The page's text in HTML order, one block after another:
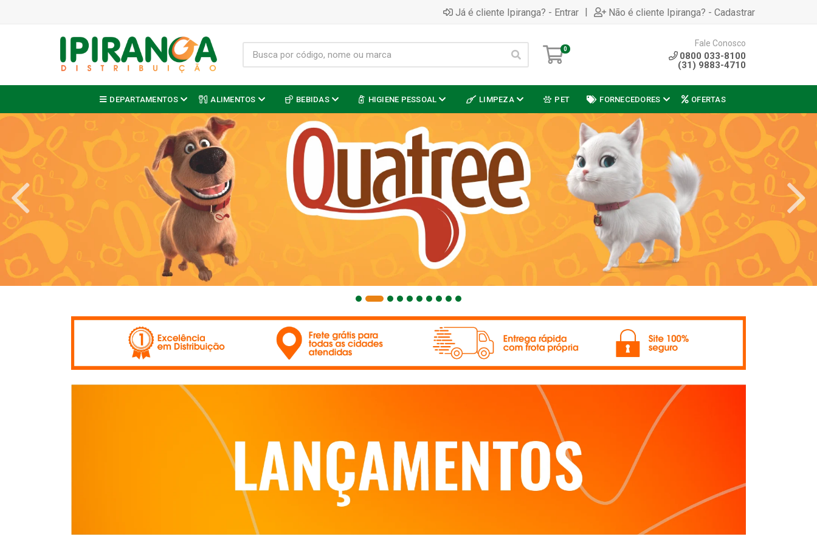
Já é cliente Ipiranga? - Entrar | Não é cliente Ipiranga? - Cadastrar
0
Fale Conosco
0800 033-8100
(31) 9883-4710
DEPARTAMENTOS ALIMENTOS BEBIDAS HIGIENE PESSOAL LIMPEZA PET FORNECEDORES OFERTAS